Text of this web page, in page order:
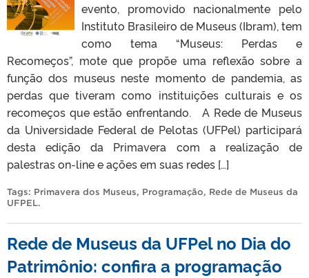
evento, promovido nacionalmente pelo
Instituto Brasileiro de Museus (Ibram), tem
como tema “Museus: Perdas e
Recomeços”, mote que propõe uma reflexão sobre a
função dos museus neste momento de pandemia, as
perdas que tiveram como instituições culturais e os
recomeços que estão enfrentando. A Rede de Museus
da Universidade Federal de Pelotas (UFPel) participará
desta edição da Primavera com a realização de
palestras on-line e ações em suas redes […]
Tags: Primavera dos Museus, Programação, Rede de Museus da
UFPEL.
Rede de Museus da UFPel no Dia do
Patrimônio: confira a programação